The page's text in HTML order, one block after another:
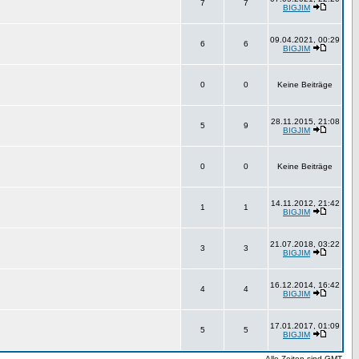
7 7
BIGJIM
6 6
09.04.2021, 00:29
BIGJIM
0 0 Keine Beiträge
5 9
28.11.2015, 21:08
BIGJIM
0 0 Keine Beiträge
1 1
14.11.2012, 21:42
BIGJIM
3 3
21.07.2018, 03:22
BIGJIM
4 4
16.12.2014, 16:42
BIGJIM
5 5
17.01.2017, 01:09
BIGJIM